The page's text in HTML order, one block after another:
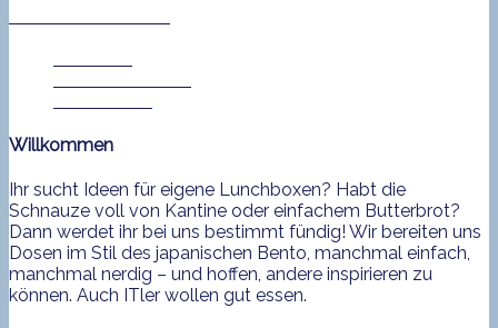
Willkommen
Ihr sucht Ideen für eigene Lunchboxen? Habt die
Schnauze voll von Kantine oder einfachem Butterbrot?
Dann werdet ihr bei uns bestimmt fündig! Wir bereiten uns
Dosen im Stil des japanischen Bento, manchmal einfach,
manchmal nerdig – und hoffen, andere inspirieren zu
können. Auch ITler wollen gut essen.